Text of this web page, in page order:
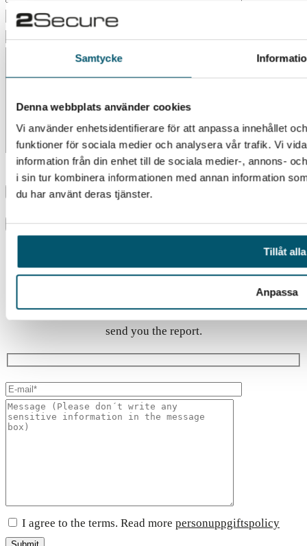
Samtycke
Denna webbplats använder cookies
Vi använder enhetsidentifierare för att anpassa innehållet
funktioner för sociala medier och analysera vår trafik. Vi
information från din enhet till de sociala medier-, annons-
i sin tur kombinera informationen med annan information
du har använt deras tjänster.
Tillåt alla
Anpassa
I agree to the terms. Read more personuppgiftspolicy
×
Preparing for business risks 2025
Just a few steps left. Please, fill out the form and we will
send you the report.
I agree to the terms. Read more personuppgiftspolicy